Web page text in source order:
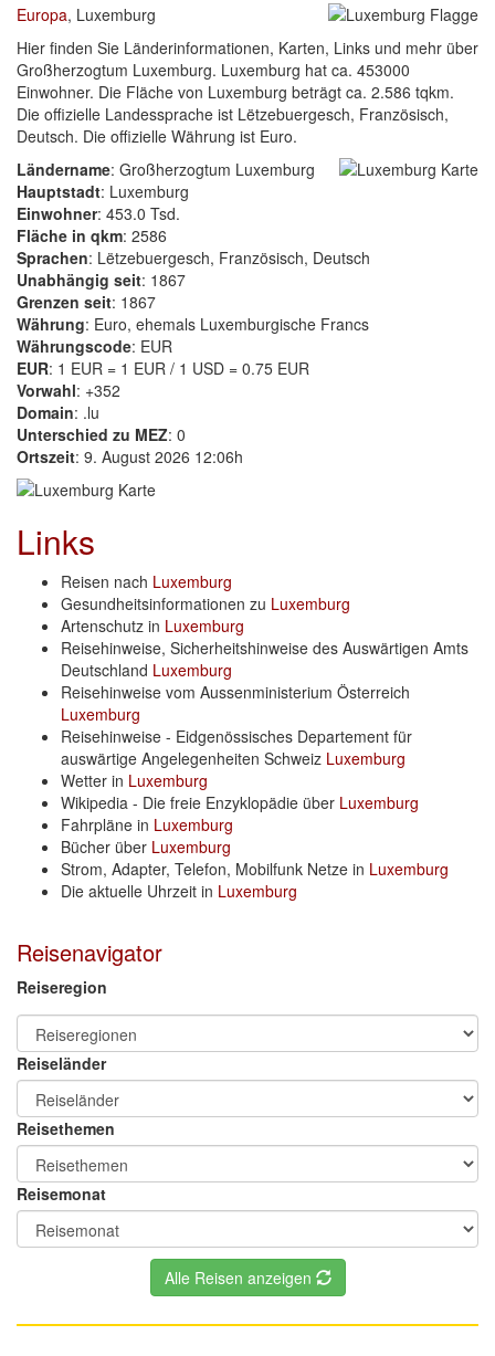
Europa, Luxemburg
Hier finden Sie Länderinformationen, Karten, Links und mehr über
Großherzogtum Luxemburg. Luxemburg hat ca. 453000
Einwohner. Die Fläche von Luxemburg beträgt ca. 2.586 tqkm.
Die offizielle Landessprache ist Lëtzebuergesch, Französisch,
Deutsch. Die offizielle Währung ist Euro.
Ländername: Großherzogtum Luxemburg
Hauptstadt: Luxemburg
Einwohner: 453.0 Tsd.
Fläche in qkm: 2586
Sprachen: Lëtzebuergesch, Französisch, Deutsch
Unabhängig seit: 1867
Grenzen seit: 1867
Währung: Euro, ehemals Luxemburgische Francs
Währungscode: EUR
EUR: 1 EUR = 1 EUR / 1 USD = 0.75 EUR
Vorwahl: +352
Domain: .lu
Unterschied zu MEZ: 0
Ortszeit: 9. August 2026 12:06h
Links
Reisen nach Luxemburg
Gesundheitsinformationen zu Luxemburg
Artenschutz in Luxemburg
Reisehinweise, Sicherheitshinweise des Auswärtigen Amts
Deutschland Luxemburg
Reisehinweise vom Aussenministerium Österreich
Luxemburg
Reisehinweise - Eidgenössisches Departement für
auswärtige Angelegenheiten Schweiz Luxemburg
Wetter in Luxemburg
Wikipedia - Die freie Enzyklopädie über Luxemburg
Fahrpläne in Luxemburg
Bücher über Luxemburg
Strom, Adapter, Telefon, Mobilfunk Netze in Luxemburg
Die aktuelle Uhrzeit in Luxemburg
Reisenavigator
Reiseregion
Reiseländer
Reisethemen
Reisemonat
Alle Reisen anzeigen